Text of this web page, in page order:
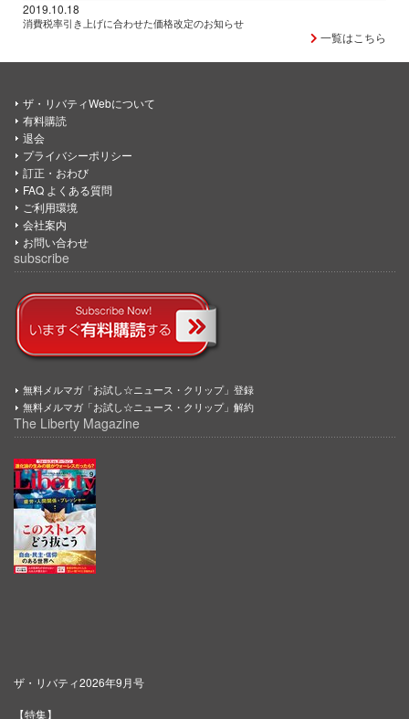
2019.10.18
消費税率引き上げに合わせた価格改定のお知らせ
一覧はこちら
ザ・リバティWebについて
有料購読
退会
プライバシーポリシー
訂正・おわび
FAQ よくある質問
ご利用環境
会社案内
お問い合わせ
subscribe
無料メルマガ「お試し☆ニュース・クリップ」登録
無料メルマガ「お試し☆ニュース・クリップ」解約
The Liberty Magazine
ザ・リバティ2026年9月号
【特集】